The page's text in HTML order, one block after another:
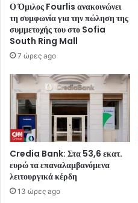
Ο Όμιλος Fourlis ανακοινώνει
τη συμφωνία για την πώληση της
συμμετοχής του στο Sofia
South Ring Mall
7 ώρες ago
Credia Bank: Στα 53,6 εκατ.
ευρώ τα επαναλαμβανόμενα
λειτουργικά κέρδη
13 ώρες ago